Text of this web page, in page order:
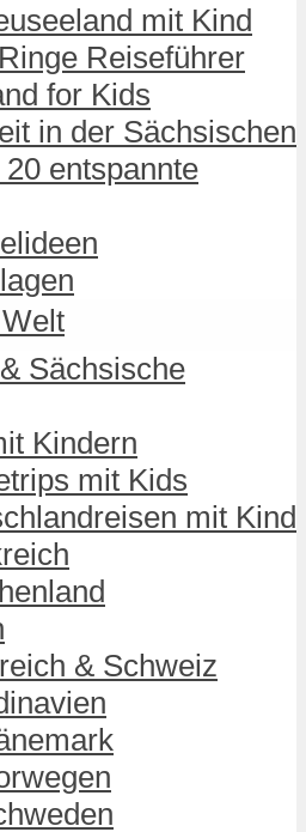
mit Kind
Reiseführer
for Kids
in der Sächsischen
entspannte
Sächsische
Kindern
mit Kids
mit Kind
& Schweiz